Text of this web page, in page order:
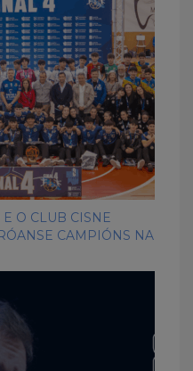
O CLUB CISNE
CAMPIÓNS NA